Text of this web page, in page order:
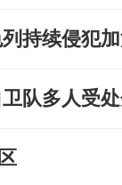
持续侵犯
队多人受